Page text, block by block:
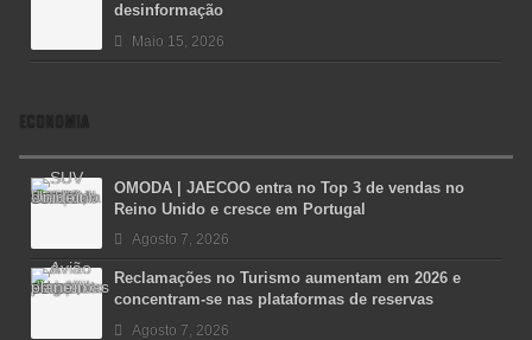
desinformação
Maio 15, 2026
ECONOMIA
OMODA | JAECOO entra no Top 3 de vendas no
Reino Unido e cresce em Portugal
Agosto 7, 2026
Reclamações no Turismo aumentam em 2026 e
concentram-se nas plataformas de reservas
Agosto 7, 2026